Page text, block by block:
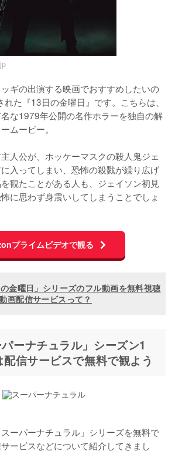
ギの出演する映画でおすすめしたいの
た『13日の金曜日』です。こちらは、
名な1979年公開の名作ホラーを独自の解
ムービー。
人公が、ホッケーマスクの殺人鬼ジェ
入ってしまい、恐怖の殺戮が繰り広げ
観たことがある人も、ジェイソン初見
に思わず身震いしてしまうことでしょ
プライムビデオで観る
の金曜日」シリーズのフル動画を無料視聴
画配信サービスって？
ーナチュラル」シーズン1
信サービスで無料で観よう
ーパーナチュラル」シリーズを無料で
ービスなどについて紹介してきまし